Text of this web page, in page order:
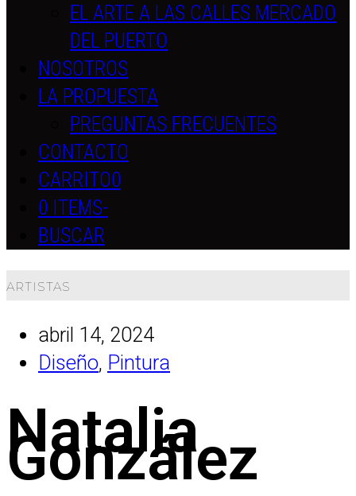
EL ARTE A LAS CALLES MERCADO
DEL PUERTO
NOSOTROS
LA PROPUESTA
PREGUNTAS FRECUENTES
CONTACTO
CARRITO0
0 ITEMS-
BUSCAR
ARTISTAS
abril 14, 2024
Diseño, Pintura
Natalia
González